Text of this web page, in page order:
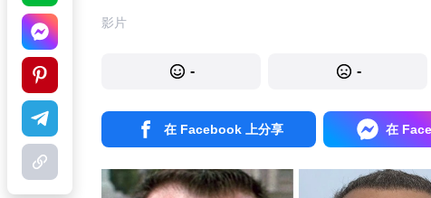
影片
- -
在 Facebook 上分享 在